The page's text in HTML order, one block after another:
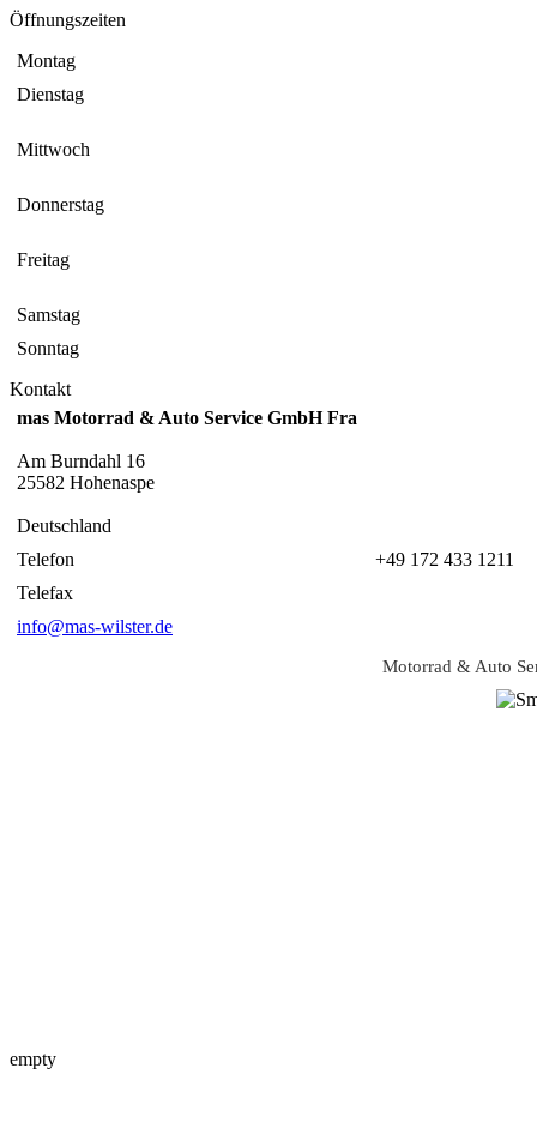
Öffnungszeiten
Montag
Dienstag
Mittwoch
Donnerstag
Freitag
Samstag
Sonntag
Kontakt
mas Motorrad & Auto Service GmbH Fra
Am Burndahl 16
25582 Hohenaspe
Deutschland
Telefon
+49 172 433 1211
Telefax
info@mas-wilster.de
Motorrad & Auto
empty